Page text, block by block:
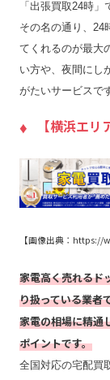
「出張買取24時」
その名の通り、24
てくれるのが最大
い方や、夜間にし
がたいサービスで
【横浜エ
【画像出典：
家電高く売れるド
り扱っている業者
家電の相場に精通
ポイントです。
全国対応の宅配買